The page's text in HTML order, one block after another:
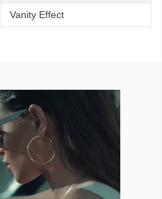
Vanity Effect